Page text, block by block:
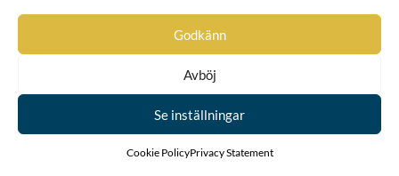
Godkänn
Avböj
Se inställningar
Cookie PolicyPrivacy Statement
Brethaupt
Ointroducerad
von Brevern
587
Broman